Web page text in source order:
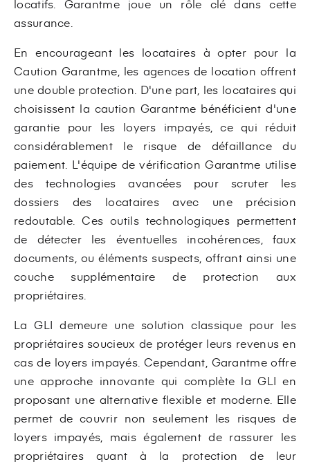
locatifs. Garantme joue un rôle clé dans cette
assurance.
En encourageant les locataires à opter pour la
Caution Garantme, les agences de location offrent
une double protection. D'une part, les locataires qui
choisissent la caution Garantme bénéficient d'une
garantie pour les loyers impayés, ce qui réduit
considérablement le risque de défaillance du
paiement. L'équipe de vérification Garantme utilise
des technologies avancées pour scruter les
dossiers des locataires avec une précision
redoutable. Ces outils technologiques permettent
de détecter les éventuelles incohérences, faux
documents, ou éléments suspects, offrant ainsi une
couche supplémentaire de protection aux
propriétaires.
La GLI demeure une solution classique pour les
propriétaires soucieux de protéger leurs revenus en
cas de loyers impayés. Cependant, Garantme offre
une approche innovante qui complète la GLI en
proposant une alternative flexible et moderne. Elle
permet de couvrir non seulement les risques de
loyers impayés, mais également de rassurer les
propriétaires quant à la protection de leur